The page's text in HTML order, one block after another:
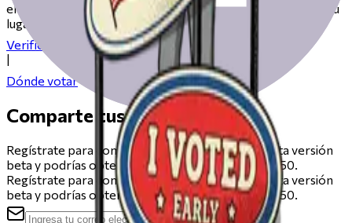
el día de las elecciones, desde registrarte hasta encontrar tu
lugar de votación.
Verifica tu registro
Dónde votar
Comparte tus comentarios
Regístrate para compartir comentarios sobre esta versión
beta y podrías obtener una tarjeta de regalo de $50.
Regístrate para compartir comentarios sobre esta versión
beta y podrías obtener una tarjeta de regalo de $50.